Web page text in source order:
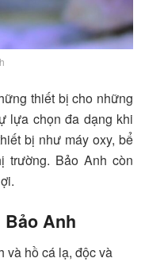
thiết bị cho những
lựa chọn đa dạng khi
bị như máy oxy, bể
trường. Bảo Anh còn
Anh
và hồ cá lạ, độc và